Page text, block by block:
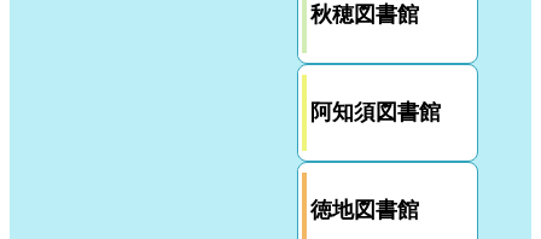
秋穂図書館
阿知須図書館
徳地図書館